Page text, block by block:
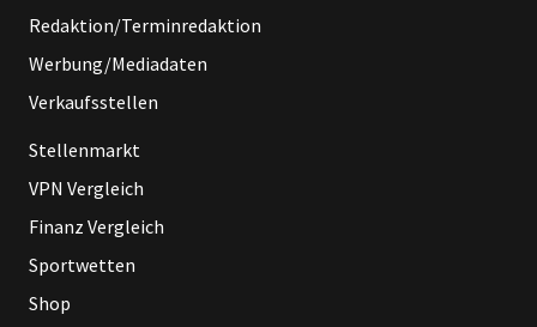
Redaktion/Terminredaktion
Werbung/Mediadaten
Verkaufsstellen
Stellenmarkt
VPN Vergleich
Finanz Vergleich
Sportwetten
Shop